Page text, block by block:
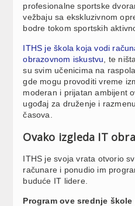
profesionalne sportske
vežbaju sa ekskluzivnom
bodre tokom sportskih
ITHS je škola koja vodi
obrazovnom iskustvu , te
su svim učenicima na
gde mogu provoditi vreme
moderan i prijatan ambijent
ugođaj za druženje i
časova.
Ovako izgleda IT
ITHS je svoja vrata otvorio
računare i ponudio im
buduće IT lidere.
Program ove srednje